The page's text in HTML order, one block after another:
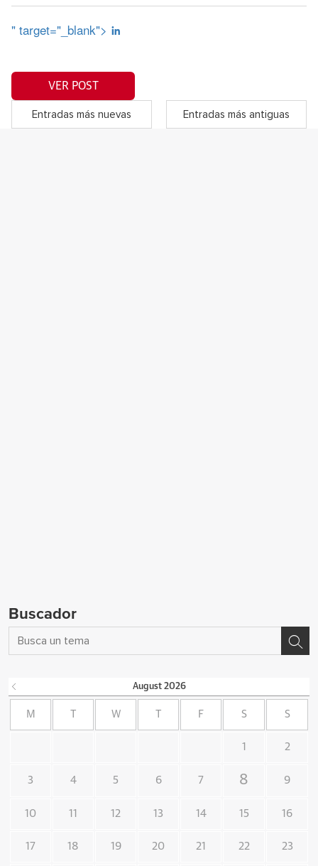
" target="_blank">
VER POST
Entradas más nuevas Entradas más antiguas
Buscador
August 2026
M W F S S
1 2
3 4 5 6 7 8 9
10 11 12 13 14 15 16
17 18 19 20 21 22 23